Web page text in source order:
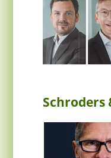
Schroders